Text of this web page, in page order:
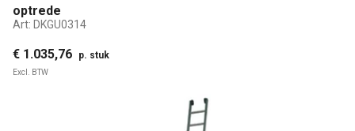
optrede
Art: DKGU0314
€ 1.035,76 p. stuk
Excl. BTW